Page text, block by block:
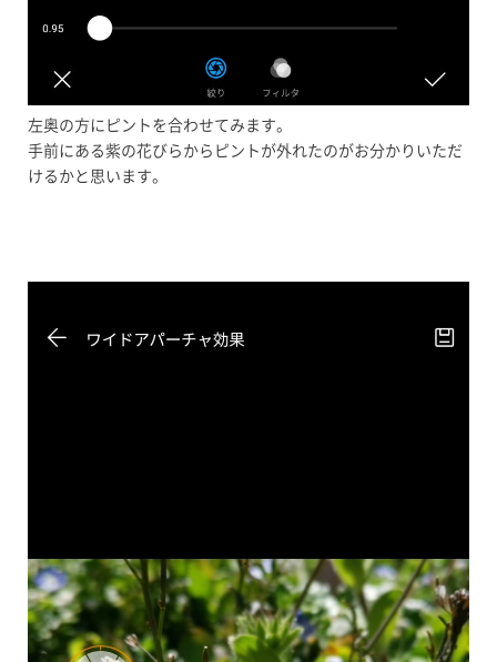
左奥の方にピントを合わせてみます。
手前にある紫の花びらからピントが外れたのがお分かりいただ
けるかと思います。